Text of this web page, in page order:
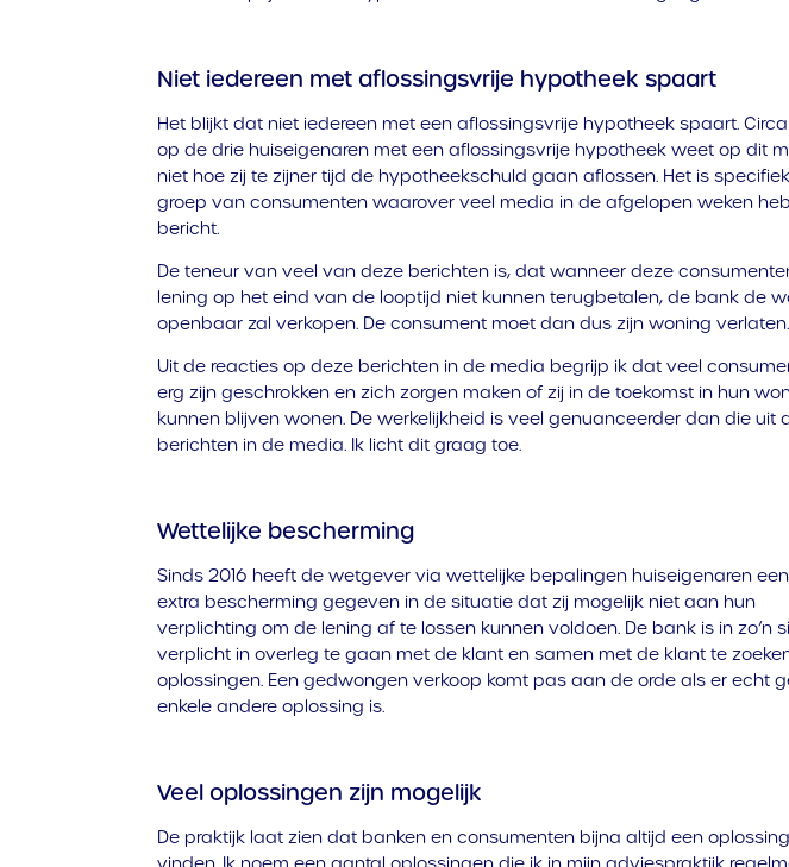
Niet iedereen met aflossingsvrije hypotheek spaart
Het blijkt dat niet iedereen met een aflossingsvrije hypotheek spaart.
op de drie huiseigenaren met een aflossingsvrije hypotheek weet op dit
niet hoe zij te zijner tijd de hypotheekschuld gaan aflossen. Het is
groep van consumenten waarover veel media in de afgelopen weken
bericht.
De teneur van veel van deze berichten is, dat wanneer deze
lening op het eind van de looptijd niet kunnen terugbetalen, de bank de
openbaar zal verkopen. De consument moet dan dus zijn woning verlaten.
Uit de reacties op deze berichten in de media begrijp ik dat veel
erg zijn geschrokken en zich zorgen maken of zij in de toekomst in hun
kunnen blijven wonen. De werkelijkheid is veel genuanceerder dan die uit
berichten in de media. Ik licht dit graag toe.
Wettelijke bescherming
Sinds 2016 heeft de wetgever via wettelijke bepalingen huiseigenaren
extra bescherming gegeven in de situatie dat zij mogelijk niet aan hun
verplichting om de lening af te lossen kunnen voldoen. De bank is in zo’n
verplicht in overleg te gaan met de klant en samen met de klant te
oplossingen. Een gedwongen verkoop komt pas aan de orde als er echt
enkele andere oplossing is.
Veel oplossingen zijn mogelijk
De praktijk laat zien dat banken en consumenten bijna altijd een oplossing